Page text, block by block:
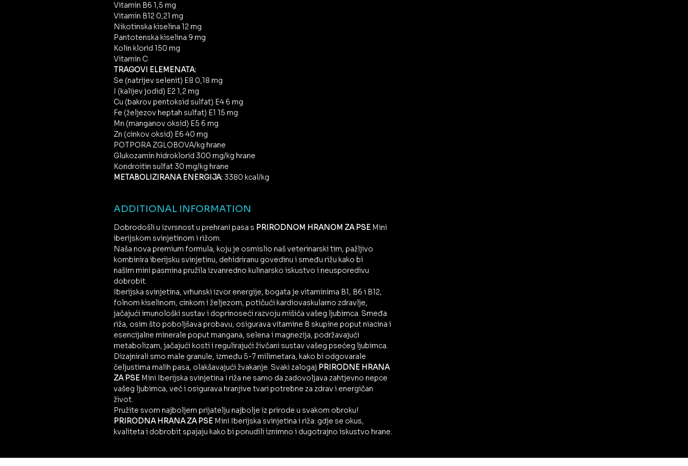
Vitamin B6 1,5 mg
Vitamin B12 0,21 mg
Nikotinska kiselina 12 mg
Pantotenska kiselina 9 mg
Kolin klorid 150 mg
Vitamin C
TRAGOVI ELEMENATA:
Se (natrijev selenit) E8 0,18 mg
I (kalijev jodid) E2 1,2 mg
Cu (bakrov pentoksid sulfat) E4 6 mg
Fe (željezov heptah sulfat) E1 15 mg
Mn (manganov oksid) E5 6 mg
Zn (cinkov oksid) E6 40 mg
POTPORA ZGLOBOVA/kg hrane
Glukozamin hidroklorid 300 mg/kg hrane
Kondroitin sulfat 30 mg/kg hrane
METABOLIZIRANA ENERGIJA: 3380 kcal/kg
ADDITIONAL INFORMATION
Dobrodošli u izvrsnost u prehrani pasa s PRIRODNOM HRANOM ZA PSE Mini
iberijskom svinjetinom i rižom.
Naša nova premium formula, koju je osmislio naš veterinarski tim, pažljivo
kombinira iberijsku svinjetinu, dehidriranu govedinu i smeđu rižu kako bi
našim mini pasmina pružila izvanredno kulinarsko iskustvo i neusporedivu
dobrobit.
Iberijska svinjetina, vrhunski izvor energije, bogata je vitaminima B1, B6 i B12,
folnom kiselinom, cinkom i željezom, potičući kardiovaskularno zdravlje,
jačajući imunološki sustav i doprinoseći razvoju mišića vašeg ljubimca. Smeđa
riža, osim što poboljšava probavu, osigurava vitamine B skupine poput niacina i
esencijalne minerale poput mangana, selena i magnezija, podržavajući
metabolizam, jačajući kosti i regulirajući živčani sustav vašeg psećeg ljubimca.
Dizajnirali smo male granule, između 5-7 milimetara, kako bi odgovarale
čeljustima malih pasa, olakšavajući žvakanje. Svaki zalogaj PRIRODNE HRANA
ZA PSE Mini Iberijska svinjetina i riža ne samo da zadovoljava zahtjevno nepce
vašeg ljubimca, već i osigurava hranjive tvari potrebne za zdrav i energičan
život.
Pružite svom najboljem prijatelju najbolje iz prirode u svakom obroku!
PRIRODNA HRANA ZA PSE Mini Iberijska svinjetina i riža: gdje se okus,
kvaliteta i dobrobit spajaju kako bi ponudili iznimno i dugotrajno iskustvo hrane.